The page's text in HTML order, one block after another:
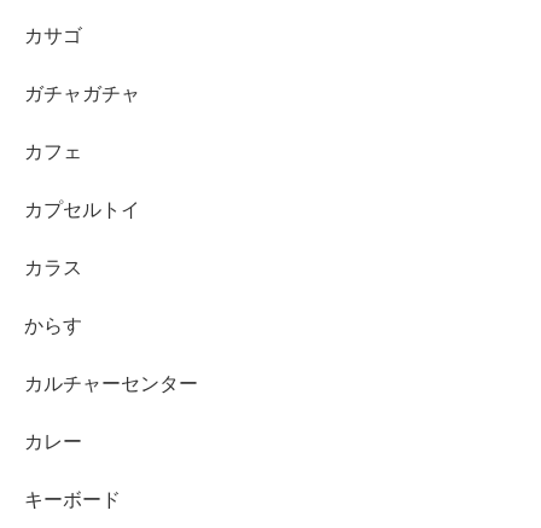
カサゴ
ガチャガチャ
カフェ
カプセルトイ
カラス
からす
カルチャーセンター
カレー
キーボード